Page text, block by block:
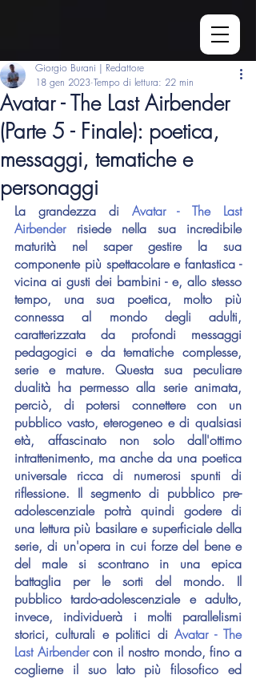
Avatar - The Last Airbender
(Parte 5 - Finale): poetica,
messaggi, tematiche e
personaggi
Giorgio Burani | Redattore
18 gen 2023 Tempo di lettura: 22 min
La grandezza di Avatar - The Last
Airbender risiede nella sua incredibile
maturità nel saper gestire la sua
componente più spettacolare e fantastica -
vicina ai gusti dei bambini - e, allo stesso
tempo, una sua poetica, molto più
connessa al mondo degli adulti,
caratterizzata da profondi messaggi
pedagogici e da tematiche complesse,
serie e mature. Questa sua peculiare
dualità ha permesso alla serie animata,
perciò, di potersi connettere con un
pubblico vasto, eterogeneo e di qualsiasi
età, affascinato non solo dall'ottimo
intrattenimento, ma anche da una poetica
universale ricca di numerosi spunti di
riflessione. Il segmento di pubblico pre-
adolescenziale potrà quindi godere di
una lettura più basilare e superficiale della
serie, di un'opera in cui forze del bene e
del male si scontrano in una epica
battaglia per le sorti del mondo. Il
pubblico tardo-adolescenziale e adulto,
invece, individuerà i molti parallelismi
storici, culturali e politici di Avatar - The
Last Airbender con il nostro mondo, fino a
coglierne il suo lato più filosofico ed